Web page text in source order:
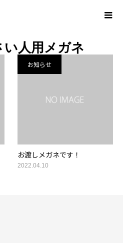
い人用メガネ
お知らせ
お渡しメガネです！
2022.04.10